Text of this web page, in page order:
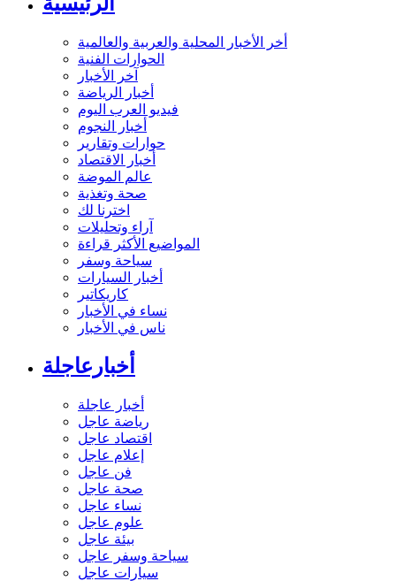
أخر الأخبار المحلية والعربية والعالمية
الحوارات الفنية
آخر الأخبار
أخبار الرياضة
فيديو العرب اليوم
أخبار النجوم
حوارات وتقارير
أخبار الاقتصاد
عالم الموضة
صحة وتغذية
اخترنا لك
آراء وتحليلات
المواضيع الأكثر قراءة
سياحة وسفر
أخبار السيارات
كاريكاتير
نساء في الأخبار
ناس في الأخبار
أخبارعاجلة
أخبار عاجلة
رياضة عاجل
اقتصاد عاجل
إعلام عاجل
فن عاجل
صحة عاجل
نساء عاجل
علوم عاجل
بيئة عاجل
سياحة وسفر عاجل
سيارات عاجل